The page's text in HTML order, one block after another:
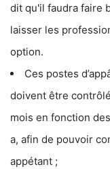
dit qu'il faudra faire
laisser les
option.
Ces postes
doivent être
mois en fonction
a, afin de pouvoir
appétant ;